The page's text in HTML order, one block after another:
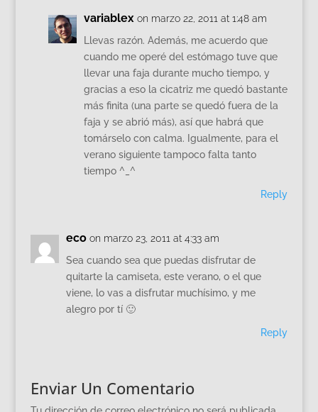
variablex on marzo 22, 2011 at 1:48 am
Llevas razón. Además, me acuerdo que
cuando me operé del estómago tuve que
llevar una faja durante mucho tiempo, y
gracias a eso la cicatriz me quedó bastante
más finita (una parte se quedó fuera de la
faja y se abrió más), así que habrá que
tomárselo con calma. Igualmente, para el
verano siguiente tampoco falta tanto
tiempo ^_^
Reply
eco on marzo 23, 2011 at 4:33 am
Sea cuando sea que puedas disfrutar de
quitarte la camiseta, este verano, o el que
viene, lo vas a disfrutar muchísimo, y me
alegro por tí 🙂
Reply
Enviar Un Comentario